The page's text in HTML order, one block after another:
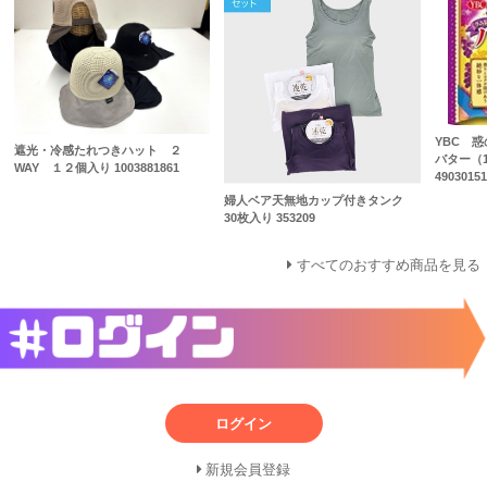
遮光・冷感たれつきハット ２
WAY １２個入り 1003881861
婦人ベア天無地カップ付きタンク
30枚入り 353209
YBC 惑
バター
すべてのおすすめ商品を見る
ログイン
新規会員登録